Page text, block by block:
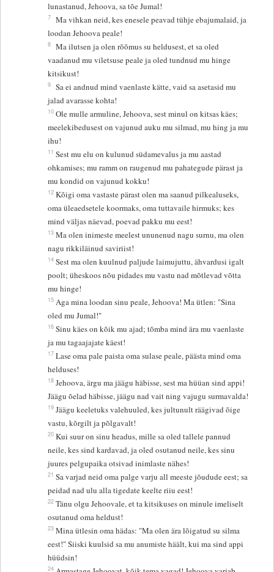
lunastanud, Jehoova, sa tõe Jumal!
7 Ma vihkan neid, kes enesele peavad tühje ebajumalaid, ja
loodan Jehoova peale!
8 Ma ilutsen ja olen rõõmus su heldusest, et sa oled
vaadanud mu viletsuse peale ja oled tundnud mu hinge
kitsikust!
9 Sa ei andnud mind vaenlaste kätte, vaid sa asetasid mu
jalad avarasse kohta!
10 Ole mulle armuline, Jehoova, sest minul on kitsas käes;
meelekibedusest on vajunud auku mu silmad, mu hing ja mu
ihu!
11 Sest mu elu on kulunud südamevalus ja mu aastad
ohkamises; mu ramm on raugenud mu pahategude pärast ja
mu kondid on vajunud kokku!
12 Kõigi oma vastaste pärast olen ma saanud pilkealuseks,
oma üleaedsetele koormaks, oma tuttavaile hirmuks; kes
mind väljas näevad, poevad pakku mu eest!
13 Ma olen inimeste meelest ununenud nagu surnu, ma olen
nagu rikkiläinud saviriist!
14 Sest ma olen kuulnud paljude laimujuttu, ähvardusi igalt
poolt; üheskoos nõu pidades mu vastu nad mõtlevad võtta
mu hinge!
15 Aga mina loodan sinu peale, Jehoova! Ma ütlen: "Sina
oled mu Jumal!"
16 Sinu käes on kõik mu ajad; tõmba mind ära mu vaenlaste
ja mu tagaajajate käest!
17 Lase oma pale paista oma sulase peale, päästa mind oma
helduses!
18 Jehoova, ärgu ma jäägu häbisse, sest ma hüüan sind appi!
Jäägu õelad häbisse, jäägu nad vait ning vajugu surmavalda!
19 Jäägu keeletuks valehuuled, kes jultunult räägivad õige
vastu, kõrgilt ja põlgavalt!
20 Kui suur on sinu headus, mille sa oled tallele pannud
neile, kes sind kardavad, ja oled osutanud neile, kes sinu
juures pelgupaika otsivad inimlaste nähes!
21 Sa varjad neid oma palge varju all meeste jõudude eest; sa
peidad nad ulu alla tigedate keelte riiu eest!
22 Tänu olgu Jehoovale, et ta kitsikuses on minule imeliselt
osutanud oma heldust!
23 Mina ütlesin oma hädas: "Ma olen ära lõigatud su silma
eest!" Siiski kuulsid sa mu anumiste häält, kui ma sind appi
hüüdsin!
24